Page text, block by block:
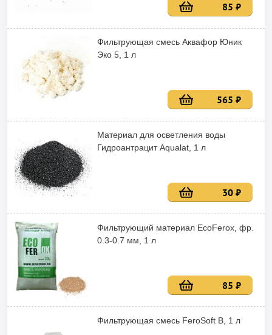
85 ₽
Фильтрующая смесь Аквафор Юник
Эко 5, 1 л
565 ₽
Материал для осветления воды
Гидроантрацит Aqualat, 1 л
30 ₽
Фильтрующий материал EcoFerox, фр.
0.3-0.7 мм, 1 л
85 ₽
Фильтрующая смесь FeroSoft B, 1 л